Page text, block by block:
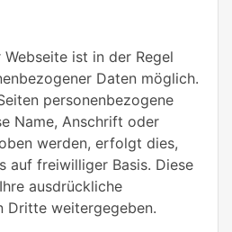
ist in der Regel
Daten möglich.
personenbezogene
Name, Anschrift oder
werden, erfolgt dies,
auf freiwilliger Basis. Diese
ausdrückliche
Dritte weitergegeben.